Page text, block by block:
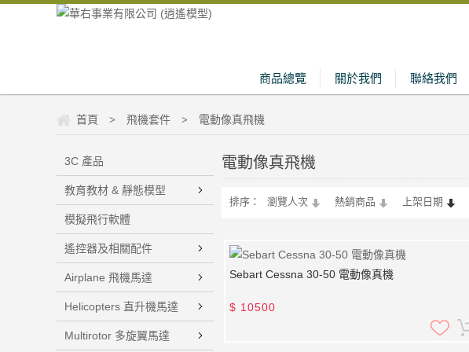
商品總覽 關於我們 聯絡我們
首頁 > 飛機套件 > 電動像真飛機
3C 產品
教育教材 & 靜態模型
模擬飛行軟體
遙控器及相關配件
Airplane 飛機馬達
Helicopters 直升機馬達
Multirotor 多旋翼馬達
電動像真飛機
排序： 瀏覽人次 熱銷商品 上架日期
Sebart Cessna 30-50 電動像真機
$ 10500